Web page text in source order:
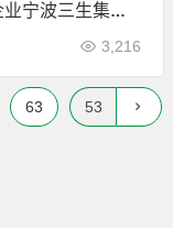
宁波三生集团
3,216
63